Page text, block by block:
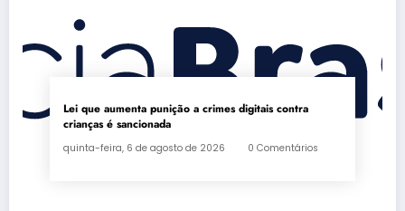
Lei que aumenta punição a crimes digitais contra
crianças é sancionada
quinta-feira, 6 de agosto de 2026 0 Comentários